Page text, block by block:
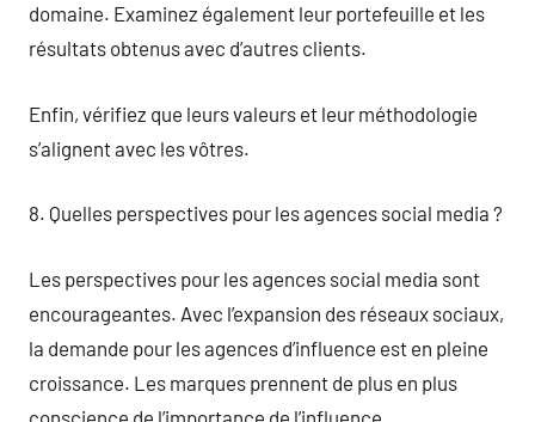
domaine. Examinez également leur portefeuille et les
résultats obtenus avec d’autres clients.
Enfin, vérifiez que leurs valeurs et leur méthodologie
s’alignent avec les vôtres.
8. Quelles perspectives pour les agences social media ?
Les perspectives pour les agences social media sont
encourageantes. Avec l’expansion des réseaux sociaux,
la demande pour les agences d’influence est en pleine
croissance. Les marques prennent de plus en plus
conscience de l’importance de l’influence.